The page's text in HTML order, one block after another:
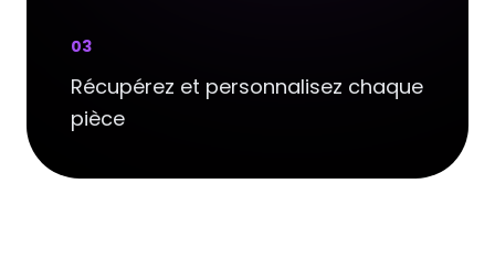
03
Récupérez et personnalisez chaque
pièce